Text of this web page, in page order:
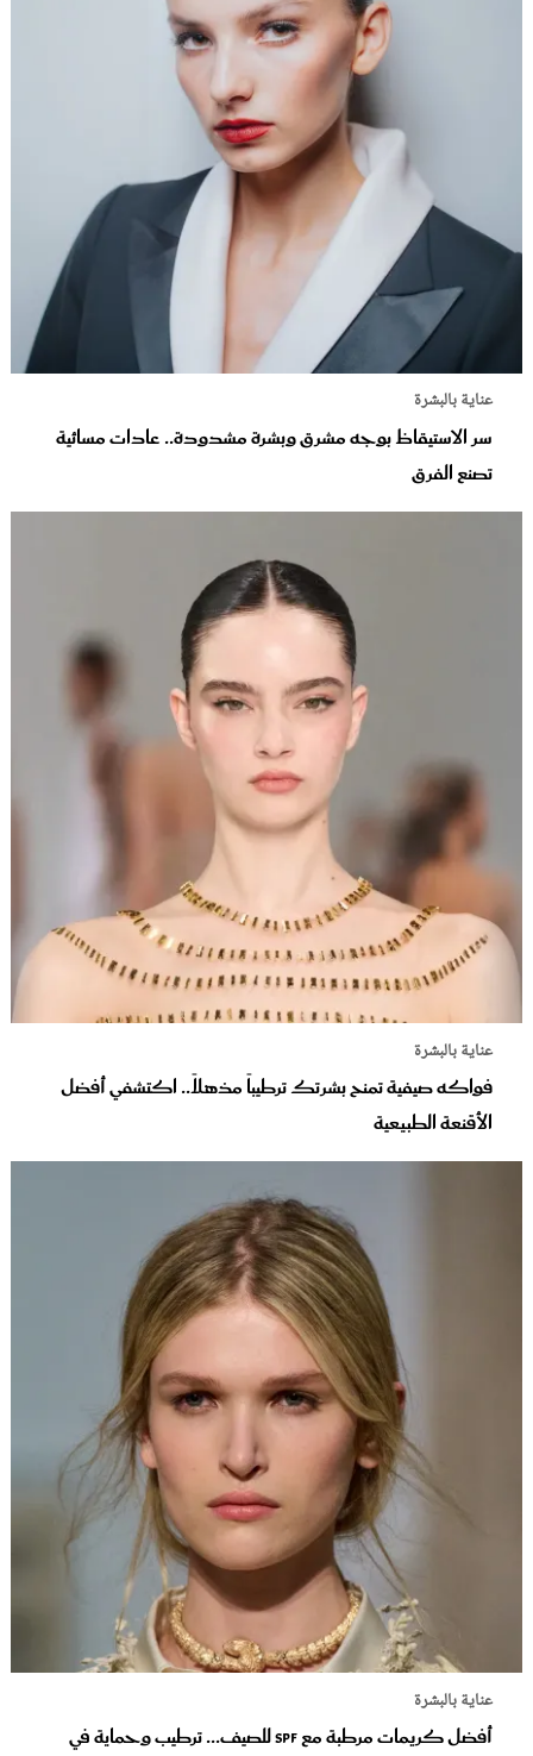
عناية بالبشرة
سر الاستيقاظ بوجه مشرق وبشرة مشدودة.. عادات مسائية
تصنع الفرق
عناية بالبشرة
فواكه صيفية تمنح بشرتك ترطيباً مذهلاً.. اكتشفي أفضل
الأقنعة الطبيعية
عناية بالبشرة
أفضل كريمات مرطبة مع SPF للصيف... ترطيب وحماية في